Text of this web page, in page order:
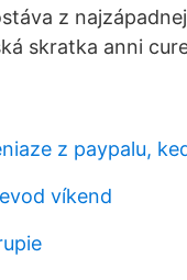
z
skratka anni
z paypalu,
víkend